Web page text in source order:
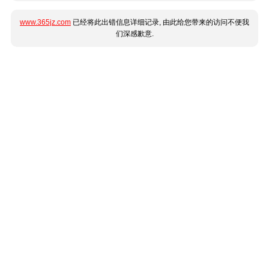
www.365jz.com 已经将此出错信息详细记录, 由此给您带来的访问不便我
们深感歉意.